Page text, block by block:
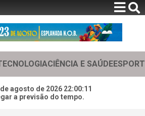
CIÊNCIA E SAÚDE
agosto de 2026 22:00:13
a previsão do tempo.